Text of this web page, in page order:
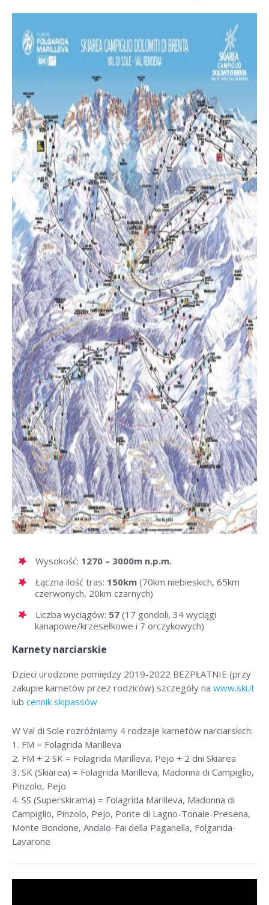
Wysokość: 1270 – 3000m n.p.m.
Łączna ilość tras: 150km (70km niebieskich, 65km
czerwonych, 20km czarnych)
Liczba wyciągów: 57 (17 gondoli, 34 wyciągi
kanapowe/krzesełkowe i 7 orczykowych)
Karnety narciarskie
Dzieci urodzone pomiędzy 2019-2022 BEZPŁATNIE (przy
zakupie karnetów przez rodziców) szczegóły na www.ski.it
lub cennik skipassów
W Val di Sole rozróżniamy 4 rodzaje karnetów narciarskich:
1. FM = Folagrida Marilleva
2. FM + 2 SK = Folagrida Marilleva, Pejo + 2 dni Skiarea
3. SK (Skiarea) = Folagrida Marilleva, Madonna di Campiglio,
Pinzolo, Pejo
4. SS (Superskirama) = Folagrida Marilleva, Madonna di
Campiglio, Pinzolo, Pejo, Ponte di Lagno-Tonale-Presena,
Monte Bondone, Andalo-Fai della Paganella, Folgarida-
Lavarone